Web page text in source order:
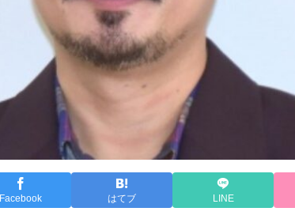
Facebook はてブ LINE